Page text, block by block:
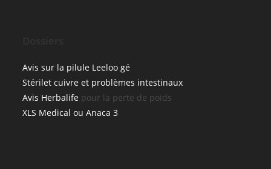
Avis sur la pilule Leeloo gé
Stérilet cuivre et problèmes intestinaux
Avis Herbalife pour la perte de poids
XLS Medical ou Anaca 3